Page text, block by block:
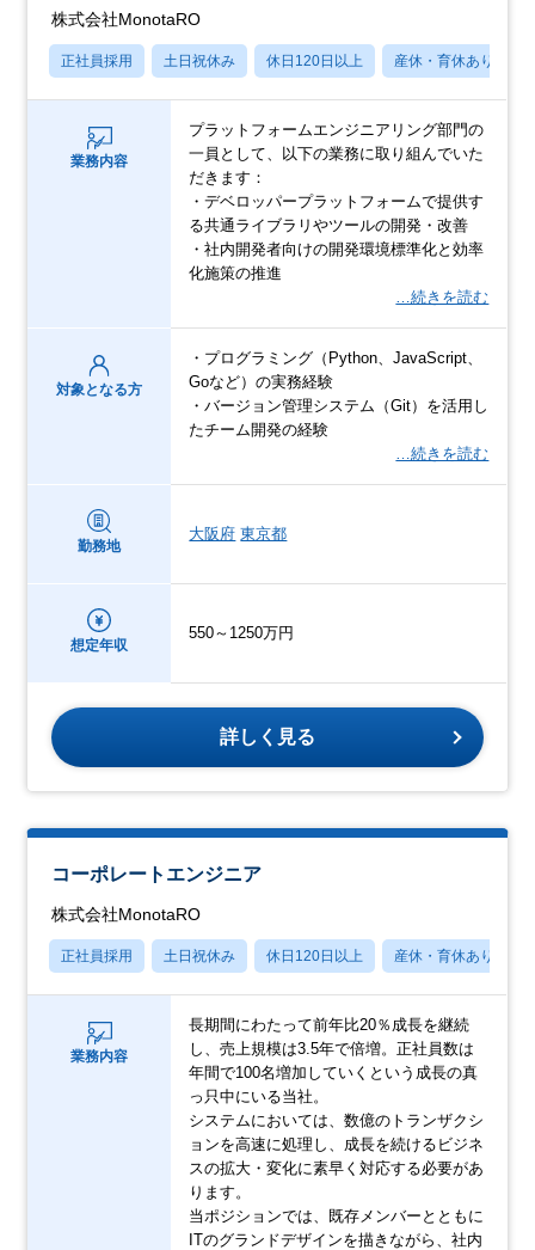
株式会社MonotaRO
正社員採用 土日祝休み 休日120日以上 産休・育休あり
業務内容
プラットフォームエンジニアリング部門の
一員として、以下の業務に取り組んでいた
だきます：
・デベロッパープラットフォームで提供す
る共通ライブラリやツールの開発・改善
・社内開発者向けの開発環境標準化と効率
化施策の推進
…続きを読む
対象となる方
・プログラミング（Python、JavaScript、
Goなど）の実務経験
・バージョン管理システム（Git）を活用し
たチーム開発の経験
…続きを読む
勤務地
大阪府 東京都
想定年収
550～1250万円
詳しく見る
コーポレートエンジニア
株式会社MonotaRO
正社員採用 土日祝休み 休日120日以上 産休・育休あり
業務内容
長期間にわたって前年比20％成長を継続
し、売上規模は3.5年で倍増。正社員数は
年間で100名増加していくという成長の真
っ只中にいる当社。
システムにおいては、数億のトランザクシ
ョンを高速に処理し、成長を続けるビジネ
スの拡大・変化に素早く対応する必要があ
ります。
当ポジションでは、既存メンバーとともに
ITのグランドデザインを描きながら、社内